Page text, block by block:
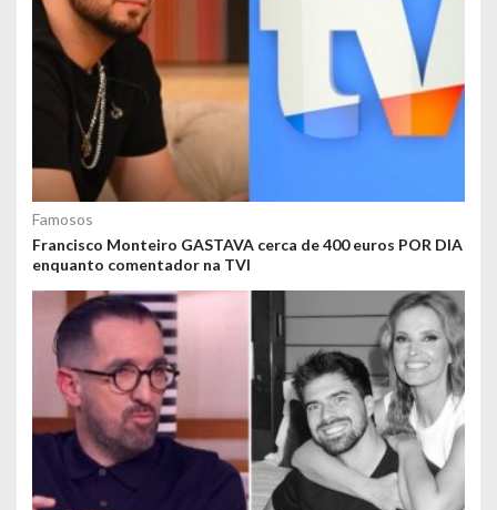
Famosos
Francisco Monteiro GASTAVA cerca de 400 euros POR DIA
enquanto comentador na TVI